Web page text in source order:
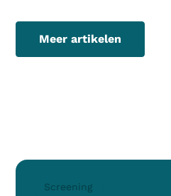
Meer artikelen
Screening